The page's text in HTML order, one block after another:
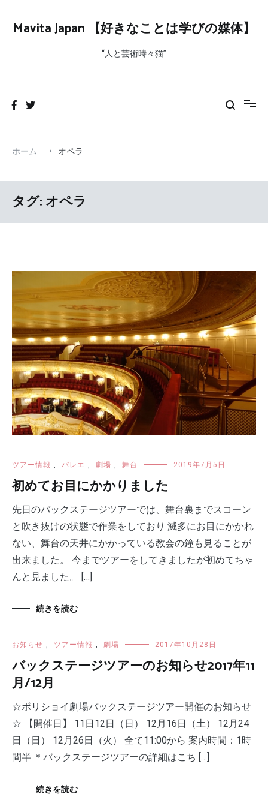
Mavita Japan 【好きなことは学びの媒体】
“人と芸術時々猫”
ホーム オペラ
タグ:オペラ
ツアー情報 , バレエ , 劇場 , 舞台 2019年7月5日
初めてお目にかかりました
先日のバックステージツアーでは、舞台裏までスコーン
と吹き抜けの状態で作業をしており 滅多にお目にかかれ
ない、舞台の天井にかかっている教会の鐘も見ることが
出来ました。 今までツアーをしてきましたが初めてちゃ
んと見ました。 […]
続きを読む
お知らせ , ツアー情報 , 劇場 2017年10月28日
バックステージツアーのお知らせ2017年11
月/12月
☆ボリショイ劇場バックステージツアー開催のお知らせ
☆ 【開催日】 11日12日（日） 12月16日（土） 12月24
日（日） 12月26日（火） 全て11:00から 案内時間：1時
間半 ＊バックステージツアーの詳細はこち […]
続きを読む